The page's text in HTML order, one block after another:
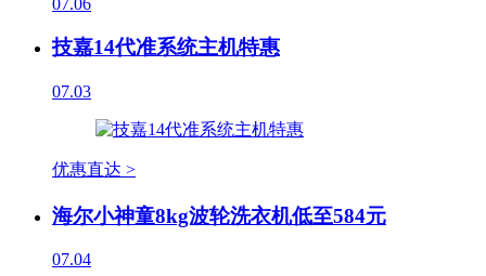
技嘉14代准系统主机特惠
07.03
优惠直达 >
海尔小神童8kg波轮洗衣机低至584元
07.04